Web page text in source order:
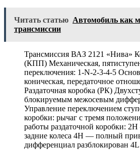
Читать статью Автомобиль как
трансмиссии
Трансмиссия ВАЗ 2121 «Нива»
(КПП) Механическая,
переключения: 1-N-2-3-4-5
коническая, передаточное
Раздаточная коробка (РК)
блокируемым межосевым
Управление переключением
коробки: рычаг с тремя
работы раздаточной коробки:
задние колеса 4H — полный
дифференциал разблокирован